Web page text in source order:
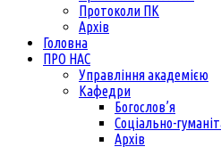
Протоколи ПК
Архів
Головна
ПРО НАС
Управління академією
Кафедри
Богослов’я
Соціально-
Архів